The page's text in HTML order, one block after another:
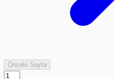
Önceki Sayfa